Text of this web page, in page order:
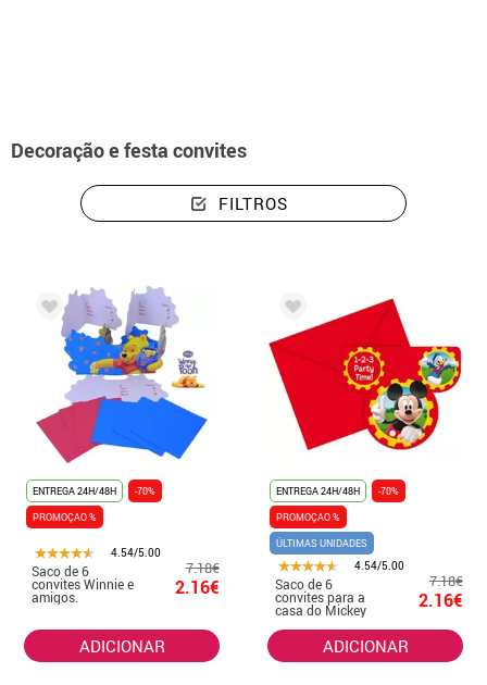
Decoração e festa convites
FILTROS
ENTREGA 24H/48H
-70%
PROMOÇAO %
4.54/5.00
Saco de 6
convites Winnie e
amigos.
7.18€
2.16€
ADICIONAR
ENTREGA 24H/48H
-70%
PROMOÇAO %
ÚLTIMAS UNIDADES
4.54/5.00
Saco de 6
convites para a
casa do Mickey
7.18€
2.16€
ADICIONAR